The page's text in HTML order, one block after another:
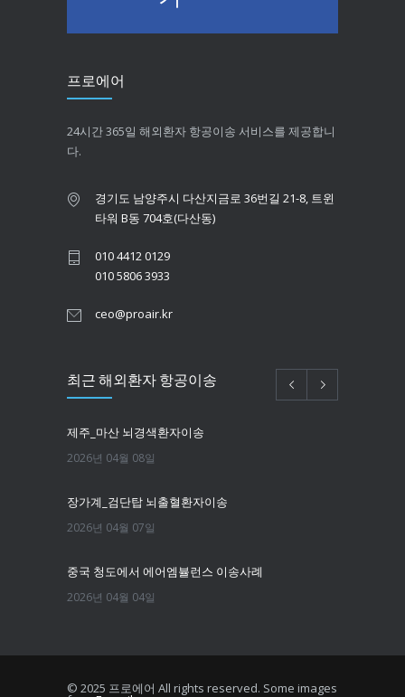
프로에어
24시간 365일 해외환자 항공이송 서비스를 제공합니
다.
경기도 남양주시 다산지금로 36번길 21-8, 트윈
타워 B동 704호(다산동)
010 4412 0129
010 5806 3933
ceo@proair.kr
최근 해외환자 항공이송
제주_마산 뇌경색환자이송
2026년 04월 08일
장가계_검단탑 뇌출혈환자이송
2026년 04월 07일
중국 청도에서 에어엠뷸런스 이송사례
2026년 04월 04일
© 2025 프로에어 All rights reserved. Some images